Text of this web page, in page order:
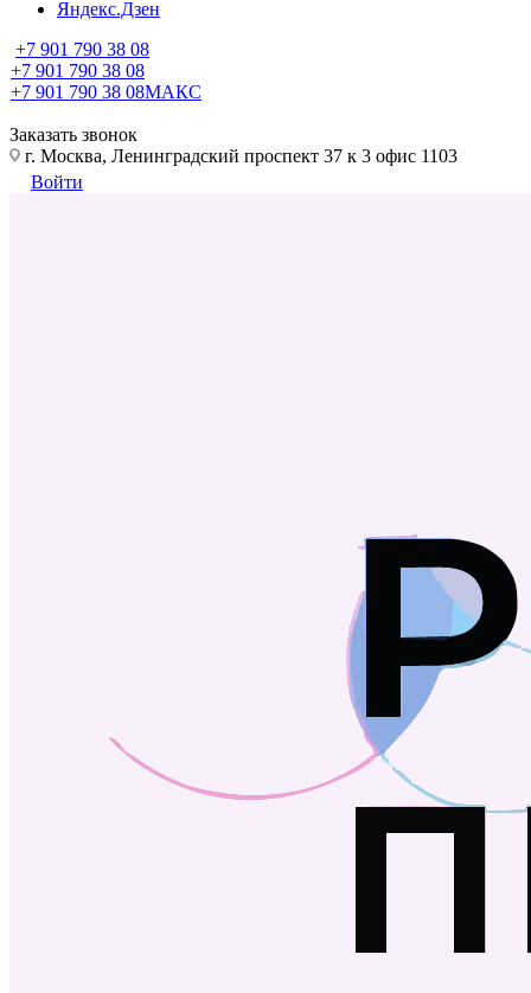
Яндекс.Дзен
+7 901 790 38 08
+7 901 790 38 08
+7 901 790 38 08МАКС
Заказать звонок
г. Москва, Ленинградский проспект 37 к 3 офис 1103
Войти